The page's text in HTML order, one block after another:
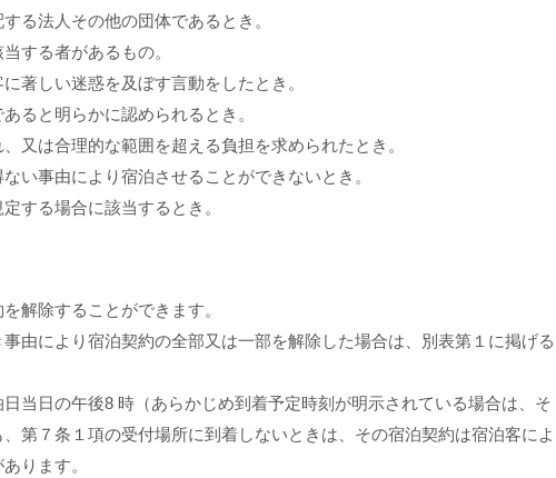
る法人その他の団体であるとき。
する者があるもの。
著しい迷惑を及ぼす言動をしたとき。
ると明らかに認められるとき。
又は合理的な範囲を超える負担を求められたとき。
い事由により宿泊させることができないとき。
する場合に該当するとき。
解除することができます。
由により宿泊契約の全部又は一部を解除した場合は、別表第１に掲げる
当日の午後8 時（あらかじめ到着予定時刻が明示されている場合は、そ
第７条１項の受付場所に到着しないときは、その宿泊契約は宿泊客によ
ります。